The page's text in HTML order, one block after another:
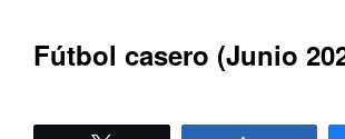
Fútbol casero (Junio